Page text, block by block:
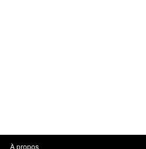
À propos